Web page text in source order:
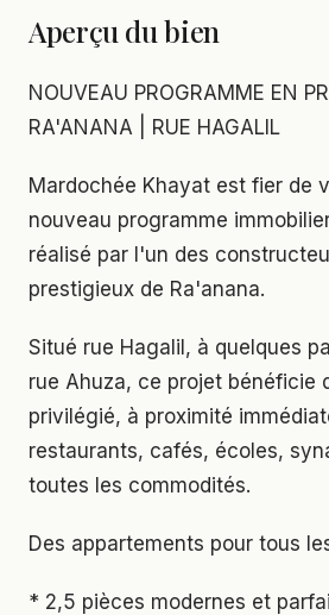
Aperçu du bien
NOUVEAU PROGRAMME EN
RA'ANANA | RUE HAGALIL
Mardochée Khayat est fier de
nouveau programme
réalisé par l'un des
prestigieux de Ra'anana.
Situé rue Hagalil, à quelques
rue Ahuza, ce projet bénéficie
privilégié, à proximité
restaurants, cafés, écoles,
toutes les commodités.
Des appartements pour tous
* 2,5 pièces modernes et